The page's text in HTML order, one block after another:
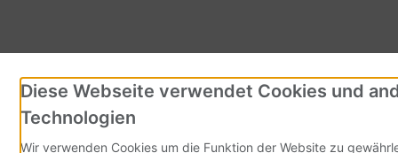
Diese Webseite verwendet Cookies und
Technologien
Wir verwenden Cookies um die Funktion der Website zu